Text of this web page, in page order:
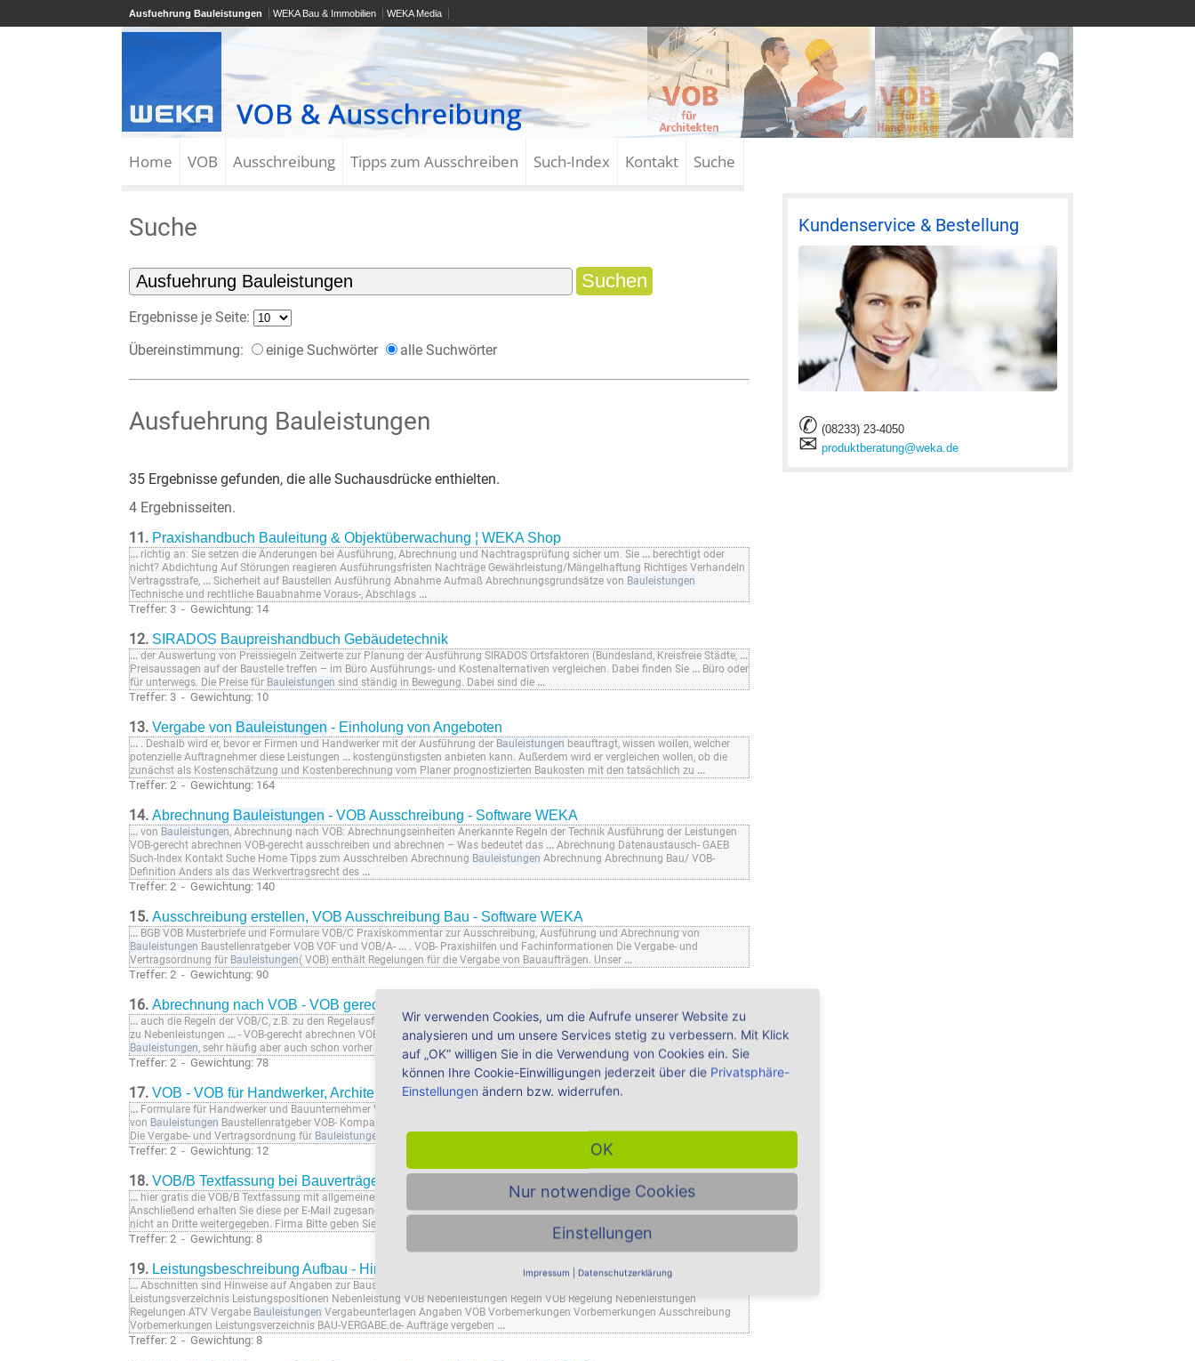
Ausfuehrung Bauleistungen WEKA Bau & Immobilien WEKA Media
Home VOB Ausschreibung Tipps zum Ausschreiben Such-Index Kontakt Suche
Suche
Ergebnisse je Seite:
Übereinstimmung:
einige Suchwörter alle Suchwörter
Ausfuehrung Bauleistungen
35 Ergebnisse gefunden, die alle Suchausdrücke enthielten.
4 Ergebnisseiten.
11. Praxishandbuch Bauleitung & Objektüberwachung ¦ WEKA Shop
... richtig an: Sie setzen die Änderungen bei Ausführung, Abrechnung und Nachtragsprüfung sicher um. Sie ... berechtigt oder
nicht? Abdichtung Auf Störungen reagieren Ausführungsfristen Nachträge Gewährleistung/Mängelhaftung Richtiges Verhandeln
Vertragsstrafe, ... Sicherheit auf Baustellen Ausführung Abnahme Aufmaß Abrechnungsgrundsätze von Bauleistungen
Technische und rechtliche Bauabnahme Voraus-, Abschlags ...
Treffer: 3 - Gewichtung: 14
12. SIRADOS Baupreishandbuch Gebäudetechnik
... der Auswertung von Preissiegeln Zeitwerte zur Planung der Ausführung SIRADOS Ortsfaktoren (Bundesland, Kreisfreie Städte, ...
Preisaussagen auf der Baustelle treffen – im Büro Ausführungs- und Kostenalternativen vergleichen. Dabei finden Sie ... Büro oder
für unterwegs. Die Preise für Bauleistungen sind ständig in Bewegung. Dabei sind die ...
Treffer: 3 - Gewichtung: 10
13. Vergabe von Bauleistungen - Einholung von Angeboten
... . Deshalb wird er, bevor er Firmen und Handwerker mit der Ausführung der Bauleistungen beauftragt, wissen wollen, welcher
potenzielle Auftragnehmer diese Leistungen ... kostengünstigsten anbieten kann. Außerdem wird er vergleichen wollen, ob die
zunächst als Kostenschätzung und Kostenberechnung vom Planer prognostizierten Baukosten mit den tatsächlich zu ...
Treffer: 2 - Gewichtung: 164
14. Abrechnung Bauleistungen - VOB Ausschreibung - Software WEKA
... von Bauleistungen, Abrechnung nach VOB: Abrechnungseinheiten Anerkannte Regeln der Technik Ausführung der Leistungen
VOB-gerecht abrechnen VOB-gerecht ausschreiben und abrechnen – Was bedeutet das ... Abrechnung Datenaustausch- GAEB
Such-Index Kontakt Suche Home Tipps zum Ausschreiben Abrechnung Bauleistungen Abrechnung Abrechnung Bau/ VOB-
Definition Anders als das Werkvertragsrecht des ...
Treffer: 2 - Gewichtung: 140
15. Ausschreibung erstellen, VOB Ausschreibung Bau - Software WEKA
... BGB VOB Musterbriefe und Formulare VOB/C Praxiskommentar zur Ausschreibung, Ausführung und Abrechnung von
Bauleistungen Baustellenratgeber VOB VOF und VOB/A- ... . VOB- Praxishilfen und Fachinformationen Die Vergabe- und
Vertragsordnung für Bauleistungen( VOB) enthält Regelungen für die Vergabe von Bauaufträgen. Unser ...
Treffer: 2 - Gewichtung: 90
16. Abrechnung nach VOB - VOB gerecht abrechnen - WEKA
... auch die Regeln der VOB/C, z.B. zu den Regelausführungen nach Abschnitt 3 der betreffenden ATV ebenso wie die Regelungen
zu Nebenleistungen ... - VOB-gerecht abrechnen VOB-gerecht abrechnen- Übersicht Spätestens bei der Abrechnung von
Bauleistungen, sehr häufig aber auch schon vorher in Verbindung mit Nachtragsangeboten der ...
Treffer: 2 - Gewichtung: 78
17. VOB - VOB für Handwerker, Architekten - WEKA
... Formulare für Handwerker und Bauunternehmer VOB/C Praxiskommentar zur Ausschreibung, Ausführung und Abrechnung
von Bauleistungen Baustellenratgeber VOB- Kompaktes VOB Wissen im Jackentaschenformat
Die Vergabe- und Vertragsordnung für Bauleistungen (abgekürzt VOB) ist ein im Auftrag des Deutschen Vergabe-
Treffer: 2 - Gewichtung: 12
18. VOB/B Textfassung bei Bauverträgen beilegen!
... hier gratis die VOB/B Textfassung mit allgemeinen Vertragsbedingungen für die Ausführung vonBauleistungenan.
Anschließend erhalten Sie diese per E-Mail zugesandt.
Daten sind bei uns in sicheren Händen und werden selbstverständlich
nicht an Dritte weitergegeben. Firma Bitte geben Sie Ihre Firma ein. Anrede Frau
Treffer: 2 - Gewichtung: 8
19. Leistungsbeschreibung Aufbau - Hinweise für das Erstellen der Leistungsbeschreibung
... Abschnitten sind Hinweise auf Angaben zur Baustelle (0.1), zur Ausführung (0.2), zu Abweichungen von den Regeln der ATV (
Leistungsverzeichnis Leistungspositionen Nebenleistung VOB Nebenleistungen Regeln VOB Regelung Nebenleistungen
Regelungen ATV Vergabe Bauleistungen Vergabeunterlagen Angaben VOB Vorbemerkungen Vorbemerkungen Ausschreibung
Vorbemerkungen Leistungsverzeichnis BAU-VERGABE.de- Aufträge vergeben ...
Treffer: 2 - Gewichtung: 8
Kundenservice & Bestellung
✆ (08233) 23-4050
✉ produktberatung@weka.de
Wir verwenden Cookies, um die Aufrufe unserer Website zu
analysieren und um unsere Services stetig zu verbessern. Mit Klick
auf „OK“ willigen Sie in die Verwendung von Cookies ein. Sie
können Ihre Cookie-Einwilligungen jederzeit über die Privatsphäre-
Einstellungen ändern bzw. widerrufen.
OK
Nur notwendige Cookies
Einstellungen
Impressum | Datenschutzerklärung